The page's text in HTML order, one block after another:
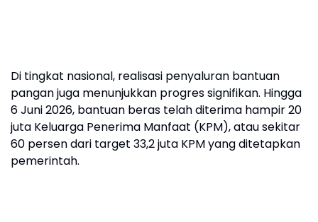
Di tingkat nasional, realisasi penyaluran bantuan
pangan juga menunjukkan progres signifikan. Hingga
6 Juni 2026, bantuan beras telah diterima hampir 20
juta Keluarga Penerima Manfaat (KPM), atau sekitar
60 persen dari target 33,2 juta KPM yang ditetapkan
pemerintah.